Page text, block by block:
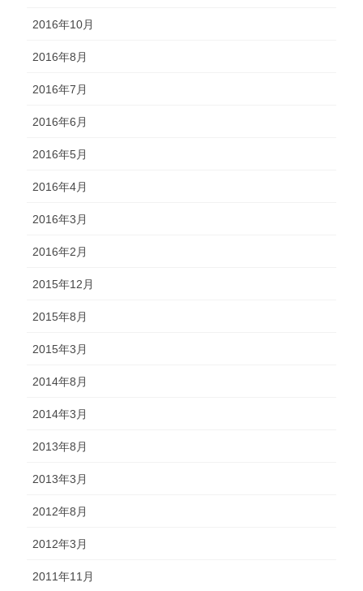
2016年10月
2016年8月
2016年7月
2016年6月
2016年5月
2016年4月
2016年3月
2016年2月
2015年12月
2015年8月
2015年3月
2014年8月
2014年3月
2013年8月
2013年3月
2012年8月
2012年3月
2011年11月